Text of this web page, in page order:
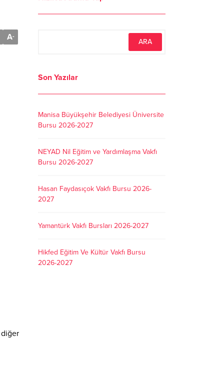
A-
diğer
Son Yazılar
Manisa Büyükşehir Belediyesi Üniversite
Bursu 2026-2027
NEYAD Nil Eğitim ve Yardımlaşma Vakfı
Bursu 2026-2027
Hasan Faydasıçok Vakfı Bursu 2026-
2027
Yamantürk Vakfı Bursları 2026-2027
Hikfed Eğitim Ve Kültür Vakfı Bursu
2026-2027